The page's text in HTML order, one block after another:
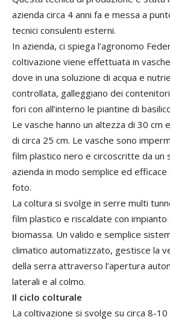
azienda circa 4 anni fa e messa a
tecnici consulenti esterni.
In azienda, ci spiega l’agronomo
coltivazione viene effettuata in
dove in una soluzione di acqua e
controllata, galleggiano dei
fori con all’interno le piantine di
Le vasche hanno un altezza di 30 cm
di circa 25 cm. Le vasche sono
film plastico nero e circoscritte da un
azienda in modo semplice ed
foto.
La coltura si svolge in serre multi
film plastico e riscaldate con impianto
biomassa. Un valido e semplice
climatico automatizzato, gestisce la
della serra attraverso l’apertura
laterali e al colmo.
Il ciclo colturale
La coltivazione si svolge su circa 8-10